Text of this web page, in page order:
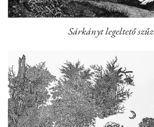
Sárkányt legeltető szűz